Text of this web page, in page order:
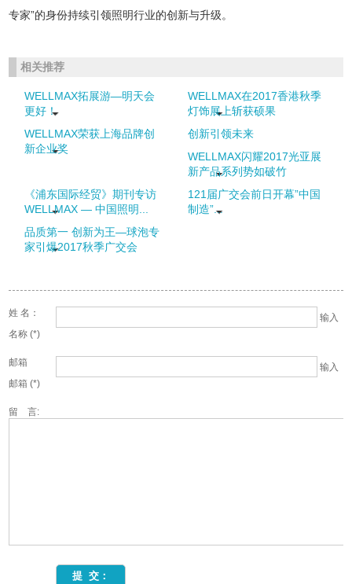
专家”的身份持续引领照明行业的创新与升级。
相关推荐
WELLMAX拓展游—明天会
更好！
WELLMAX在2017香港秋季
灯饰展上斩获硕果
WELLMAX荣获上海品牌创
新企业奖
创新引领未来
WELLMAX闪耀2017光亚展
新产品系列势如破竹
《浦东国际经贸》期刊专访
WELLMAX — 中国照明...
121届广交会前日开幕”中国
制造”...
品质第一 创新为王—球泡专
家引爆2017秋季广交会
姓 名：
输入
名称 (*)
邮箱
输入
邮箱 (*)
留 言: